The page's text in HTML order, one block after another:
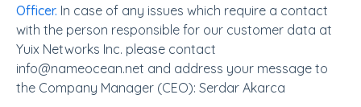
Officer. In case of any issues which require a contact
with the person responsible for our customer data at
Yuix Networks Inc. please contact
info@nameocean.net and address your message to
the Company Manager (CEO): Serdar Akarca